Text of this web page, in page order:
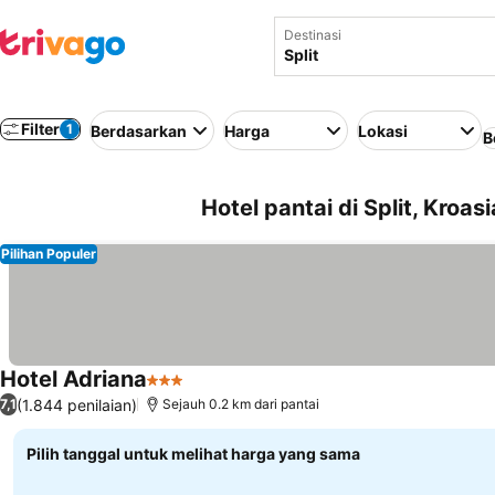
Destinasi
Filter 1 Berdasarkan Harga Lokasi
Hotel pantai di Split,
Pilihan Populer
Hotel Adriana3 Bintang
7,1(1.844 penilaian) Sejauh 0.2 km dari pantai
Pilih tanggal untuk melihat harga yang sama